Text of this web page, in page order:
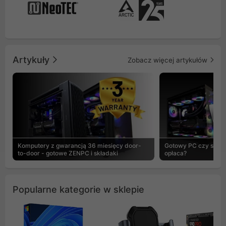
Artykuły Zobacz więcej artykułów
Komputery z gwarancją 36 miesięcy door-
to-door - gotowe ZENPC i składaki
Gotowy PC czy
opłaca?
Popularne kategorie w sklepie